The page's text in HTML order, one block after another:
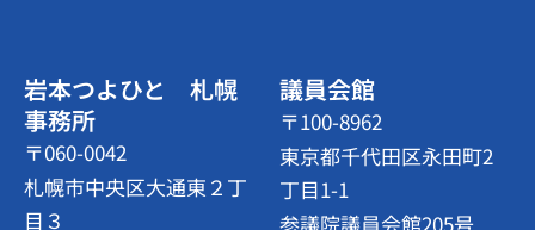
岩本つよひと 札幌
事務所
〒060-0042
札幌市中央区大通東２丁
目３
議員会館
〒100-8962
東京都千代田区永田町2
丁目1-1
参議院議員会館205号